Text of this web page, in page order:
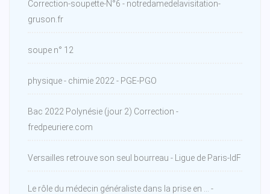
Correction-soupette-N°6 - notredamedelavisitation-
gruson.fr
soupe n° 12
physique - chimie 2022 - PGE-PGO
Bac 2022 Polynésie (jour 2) Correction -
fredpeuriere.com
Versailles retrouve son seul bourreau - Ligue de Paris-IdF
Le rôle du médecin généraliste dans la prise en ... -